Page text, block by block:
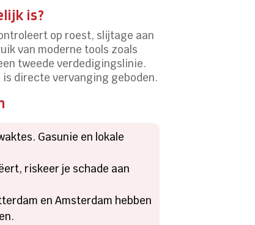
is?
op roest, slijtage aan
van moderne tools zoals
tweede verdedigingslinie.
directe vervanging geboden.
Gasunie en lokale
riskeer je schade aan
en Amsterdam hebben